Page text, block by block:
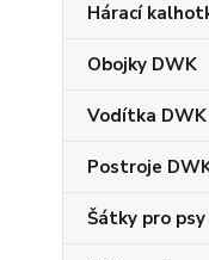
Hárací
Obojky DWK
Vodítka DWK
Postroje
Šátky pro psy